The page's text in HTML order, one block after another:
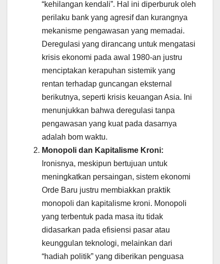
“kehilangan kendali”. Hal ini diperburuk oleh
perilaku bank yang agresif dan kurangnya
mekanisme pengawasan yang memadai.
Deregulasi yang dirancang untuk mengatasi
krisis ekonomi pada awal 1980-an justru
menciptakan kerapuhan sistemik yang
rentan terhadap guncangan eksternal
berikutnya, seperti krisis keuangan Asia. Ini
menunjukkan bahwa deregulasi tanpa
pengawasan yang kuat pada dasarnya
adalah bom waktu.
Monopoli dan Kapitalisme Kroni:
Ironisnya, meskipun bertujuan untuk
meningkatkan persaingan, sistem ekonomi
Orde Baru justru membiakkan praktik
monopoli dan kapitalisme kroni. Monopoli
yang terbentuk pada masa itu tidak
didasarkan pada efisiensi pasar atau
keunggulan teknologi, melainkan dari
“hadiah politik” yang diberikan penguasa